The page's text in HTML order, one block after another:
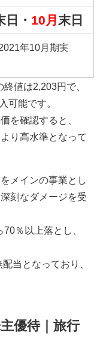
日・ 10月 末日
年10月期実
値は2,203円で、
可能です。
を確認すると、
り高水準となって
メインの事業とし
刻なダメージを受
％以上落とし、
当となっており、
優待｜旅行